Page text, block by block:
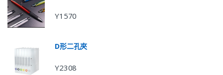
Y1570
D形二孔夾
Y2308